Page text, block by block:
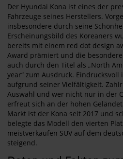
Der Hyundai Kona ist eines der
Fahrzeuge seines Herstellers.
insbesondere durch seine
Erscheinungsbild des Koreaners
bereits mit einem red dot design
Award prämiert und die
auch durch den Titel als „North
year“ zum Ausdruck.
aufgrund seiner Vielfältigkeit.
Auswahl und wer nicht nur in der
erfreut sich an der hohen
Markt ist der Kona seit 2017 und
belegte das Modell den vierten
meistverkaufen SUV auf dem
steigend.